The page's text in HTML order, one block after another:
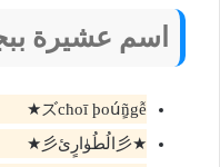
اسم عشيرة
ズcħoī þoúٍñgễ★
★彡الُطُۈارٍئ彡★